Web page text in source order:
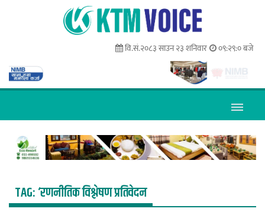
वि.सं.२०८३ साउन २३ शनिवार ०९:२९:०१ बजे
TAG:‘रणनीतिक विश्लेषण प्रतिवेदन